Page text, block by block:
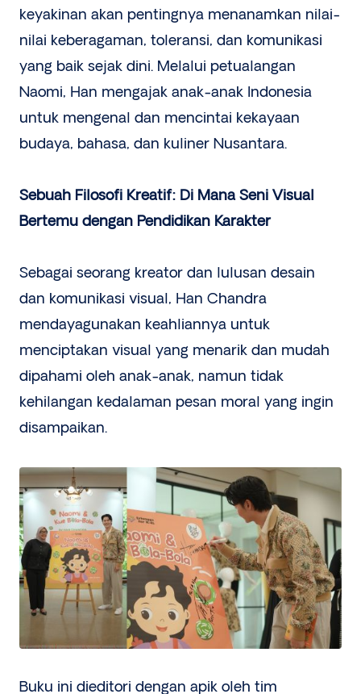
keyakinan akan pentingnya menanamkan nilai-
nilai keberagaman, toleransi, dan komunikasi
yang baik sejak dini. Melalui petualangan
Naomi, Han mengajak anak-anak Indonesia
untuk mengenal dan mencintai kekayaan
budaya, bahasa, dan kuliner Nusantara.
Sebuah Filosofi Kreatif: Di Mana Seni Visual
Bertemu dengan Pendidikan Karakter
Sebagai seorang kreator dan lulusan desain
dan komunikasi visual, Han Chandra
mendayagunakan keahliannya untuk
menciptakan visual yang menarik dan mudah
dipahami oleh anak-anak, namun tidak
kehilangan kedalaman pesan moral yang ingin
disampaikan.
Buku ini dieditori dengan apik oleh tim